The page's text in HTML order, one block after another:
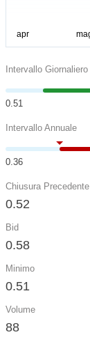
Intervallo Giornaliero
0.51
Intervallo Annuale
0.36
Chiusura Precedente
0.52
Bid
0.58
Minimo
0.51
Volume
88